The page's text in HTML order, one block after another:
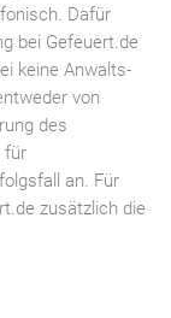
Dafür
bei Gefeuert.de
keine Anwalts-
von
des
für
an. Für
zusätzlich die